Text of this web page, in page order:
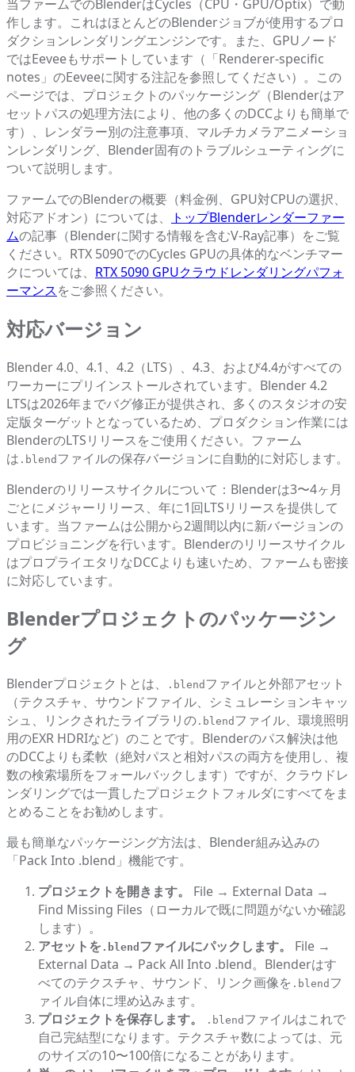
当ファームでのBlenderはCycles（CPU・GPU/Optix）で動
作します。これはほとんどのBlenderジョブが使用するプロ
ダクションレンダリングエンジンです。また、GPUノード
ではEeveeもサポートしています（「Renderer-specific
notes」のEeveeに関する注記を参照してください）。この
ページでは、プロジェクトのパッケージング（Blenderはア
セットパスの処理方法により、他の多くのDCCよりも簡単で
す）、レンダラー別の注意事項、マルチカメラアニメーショ
ンレンダリング、Blender固有のトラブルシューティングに
ついて説明します。
ファームでのBlenderの概要（料金例、GPU対CPUの選択、
対応アドオン）については、
トップBlenderレンダーファー
ムの記事（Blenderに関する情報を含むV-Ray記事）をご覧
ください。RTX 5090でのCycles GPUの具体的なベンチマー
クについては、 RTX 5090 GPUクラウドレンダリングパフォ
ーマンスをご参照ください。
対応バージョン
Blender 4.0、4.1、4.2（LTS）、4.3、および4.4がすべての
ワーカーにプリインストールされています。Blender 4.2
LTSは2026年までバグ修正が提供され、多くのスタジオの安
定版ターゲットとなっているため、プロダクション作業には
BlenderのLTSリリースをご使用ください。ファーム
は .blend ファイルの保存バージョンに自動的に対応します。
Blenderのリリースサイクルについて：Blenderは3〜4ヶ月
ごとにメジャーリリース、年に1回LTSリリースを提供して
います。当ファームは公開から2週間以内に新バージョンの
プロビジョニングを行います。Blenderのリリースサイクル
はプロプライエタリなDCCよりも速いため、ファームも密接
に対応しています。
Blenderプロジェクトのパッケージン
グ
Blenderプロジェクトとは、 .blend ファイルと外部アセット
（テクスチャ、サウンドファイル、シミュレーションキャッ
シュ、リンクされたライブラリの .blend ファイル、環境照明
用のEXR HDRIなど）のことです。Blenderのパス解決は他
のDCCよりも柔軟（絶対パスと相対パスの両方を使用し、複
数の検索場所をフォールバックします）ですが、クラウドレ
ンダリングでは一貫したプロジェクトフォルダにすべてをま
とめることをお勧めします。
最も簡単なパッケージング方法は、Blender組み込みの
「Pack Into .blend」機能です。
プロジェクトを開きます。
File → External Data →
Find Missing Files（ローカルで既に問題がないか確認
します）。
アセットを .blend ファイルにパックします。
File →
External Data → Pack All Into .blend。Blenderはす
べてのテクスチャ、サウンド、リンク画像を .blend フ
ァイル自体に埋め込みます。
プロジェクトを保存します。
.blend ファイルはこれで
自己完結型になります。テクスチャ数によっては、元
のサイズの10〜100倍になることがあります。